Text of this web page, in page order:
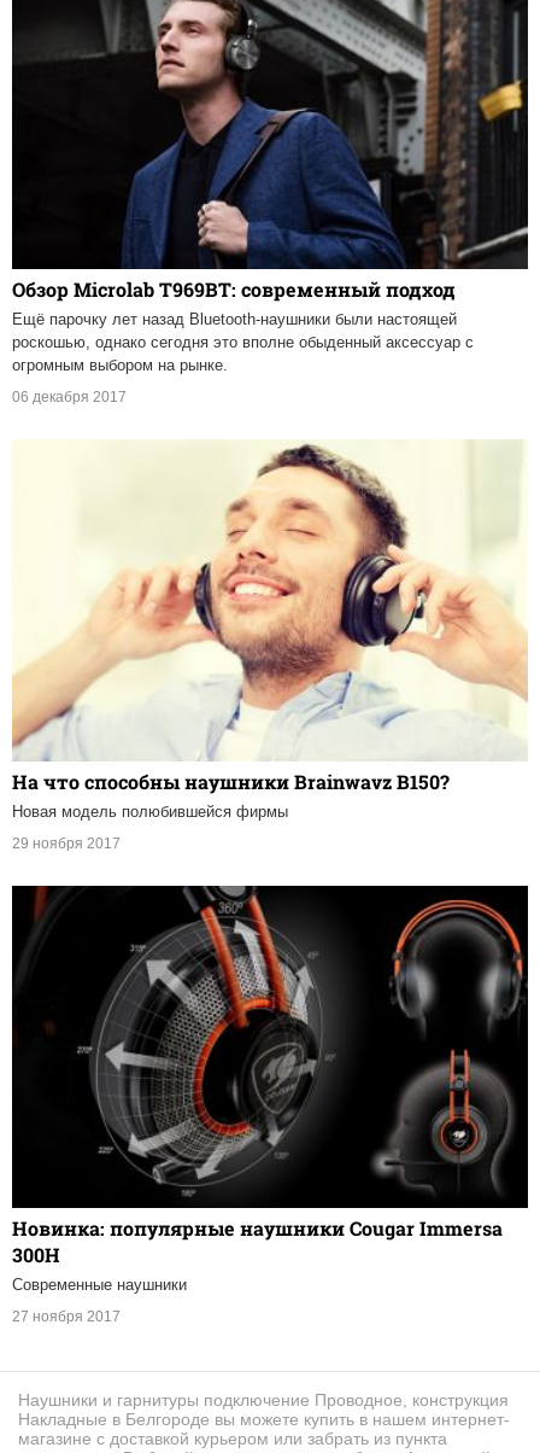
Обзор Microlab T969BT: современный подход
Ещё парочку лет назад Bluetooth-наушники были настоящей
роскошью, однако сегодня это вполне обыденный аксессуар с
огромным выбором на рынке.
06 декабря 2017
На что способны наушники Brainwavz B150?
Новая модель полюбившейся фирмы
29 ноября 2017
Новинка: популярные наушники Cougar Immersa
300H
Современные наушники
27 ноября 2017
Наушники и гарнитуры подключение Проводное, конструкция
Накладные в Белгороде вы можете купить в нашем интернет-
магазине с доставкой курьером или забрать из пункта